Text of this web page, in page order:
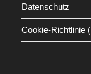
Datenschutz
Cookie-Richtlinie